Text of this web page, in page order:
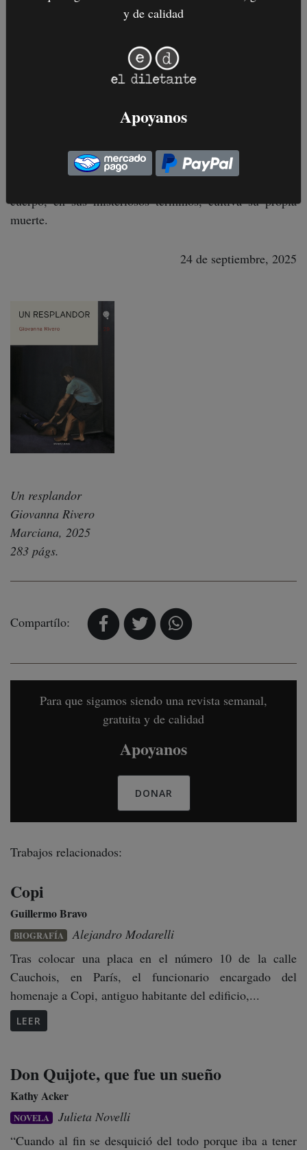
derivados gozan hoy de muy buena salud, muchos de sus
por boca de su abuela, experta en narraciones orales de
todo tipo. Sumado a una educación religiosa en la que el
frente a normativas de cualquier tipo–, el violento,
esotérico y enmarañado mundo de Rivero comenzaba a
ya hubiera logrado anoticiarse de que a las herencias no
cuerpo, en sus misteriosos términos, cultiva su propia
muerte.
24 de septiembre, 2025
Un resplandor
Giovanna Rivero
Marciana, 2025
283 págs.
Compartílo:
Para que sigamos siendo una revista semanal,
gratuita y de calidad
Apoyanos
DONAR
Trabajos relacionados:
Copi
Guillermo Bravo
BIOGRAFÍA
Alejandro Modarelli
Tras colocar una placa en el número 10 de la calle
Cauchois, en París, el funcionario encargado del
homenaje a Copi, antiguo habitante del edificio,...
LEER
Don Quijote, que fue un sueño
Kathy Acker
NOVELA
Julieta Novelli
“Cuando al fin se desquició del todo porque iba a tener
y de calidad
Apoyanos